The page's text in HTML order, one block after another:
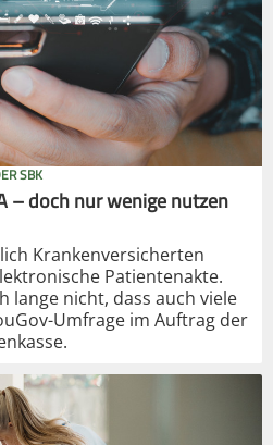
SBK
– doch nur wenige nutzen
Krankenversicherten
Patientenakte.
lange nicht, dass auch viele
Umfrage im Auftrag der